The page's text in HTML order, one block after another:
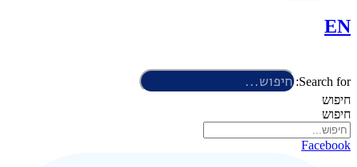
EN
Search for:
חיפוש
חיפוש
Facebook